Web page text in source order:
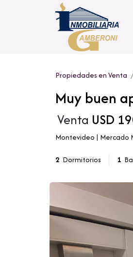
Propiedades en Venta
Muy buen
Venta USD
Montevideo | Mercado
2 Dormitorios 1